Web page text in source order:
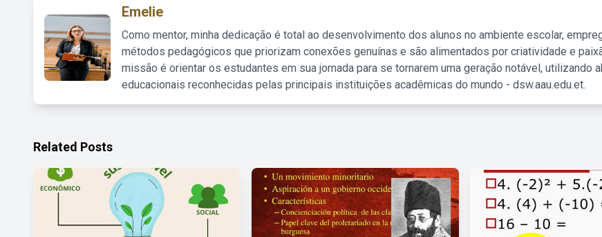
Emelie
Como mentor, minha dedicação é total ao desenvolvimento dos alunos no ambiente escolar,
métodos pedagógicos que priorizam conexões genuínas e são alimentados por criatividade e
missão é orientar os estudantes em sua jornada para se tornarem uma geração notável, utilizando
educacionais reconhecidas pelas principais instituições acadêmicas do mundo - dsw.aau.edu.et.
Related Posts